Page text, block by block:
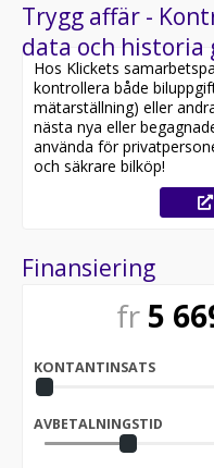
Vi erbjuder gärna
till Thulins Bil i
provkörning.
Trygg affär -
data och historia
Hos Klickets
kontrollera både
mätarställning) eller
nästa nya eller
använda för
och säkrare bilköp!
Finansiering
fr 5
KONTANTINSATS
AVBETALNINGSTID